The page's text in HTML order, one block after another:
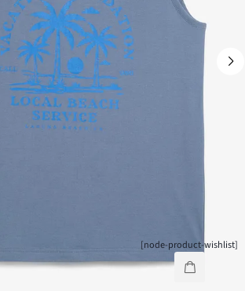
[node-product-wishlist]